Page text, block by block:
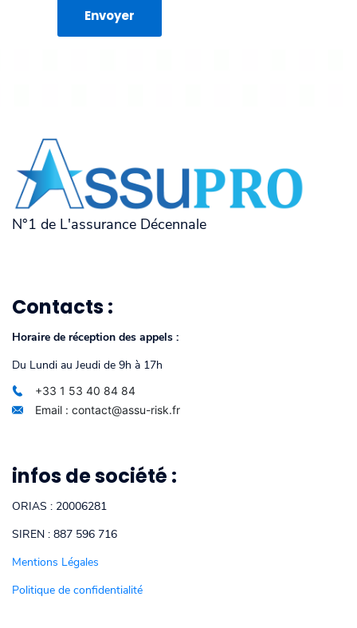
N°1 de L'assurance Décennale
Contacts :
Horaire de réception des appels :
Du Lundi au Jeudi de 9h à 17h
+33 1 53 40 84 84
Email : contact@assu-risk.fr
infos de société :
ORIAS : 20006281
SIREN : 887 596 716
Mentions Légales
Politique de confidentialité